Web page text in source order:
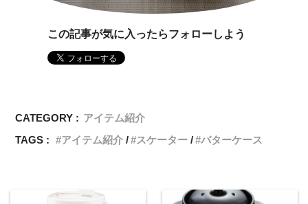
この記事が気に入ったらフォローしよう
CATEGORY : アイテム紹介
TAGS :
アイテム紹介 スケーター バターケース